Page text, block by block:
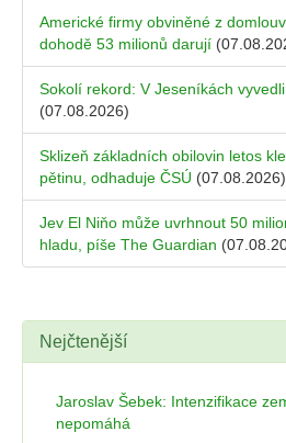
Americké firmy obviněné z
dohodě 53 milionů darují
Sokolí rekord: V Jeseníkách
(07.08.2026)
Sklizeň základních obilovin letos
pětinu, odhaduje ČSÚ (07.08.2026)
Jev El Niňo může uvrhnout 50
hladu, píše The Guardian
Nejčtenější
Jaroslav Šebek: Intenzifikace
nepomáhá